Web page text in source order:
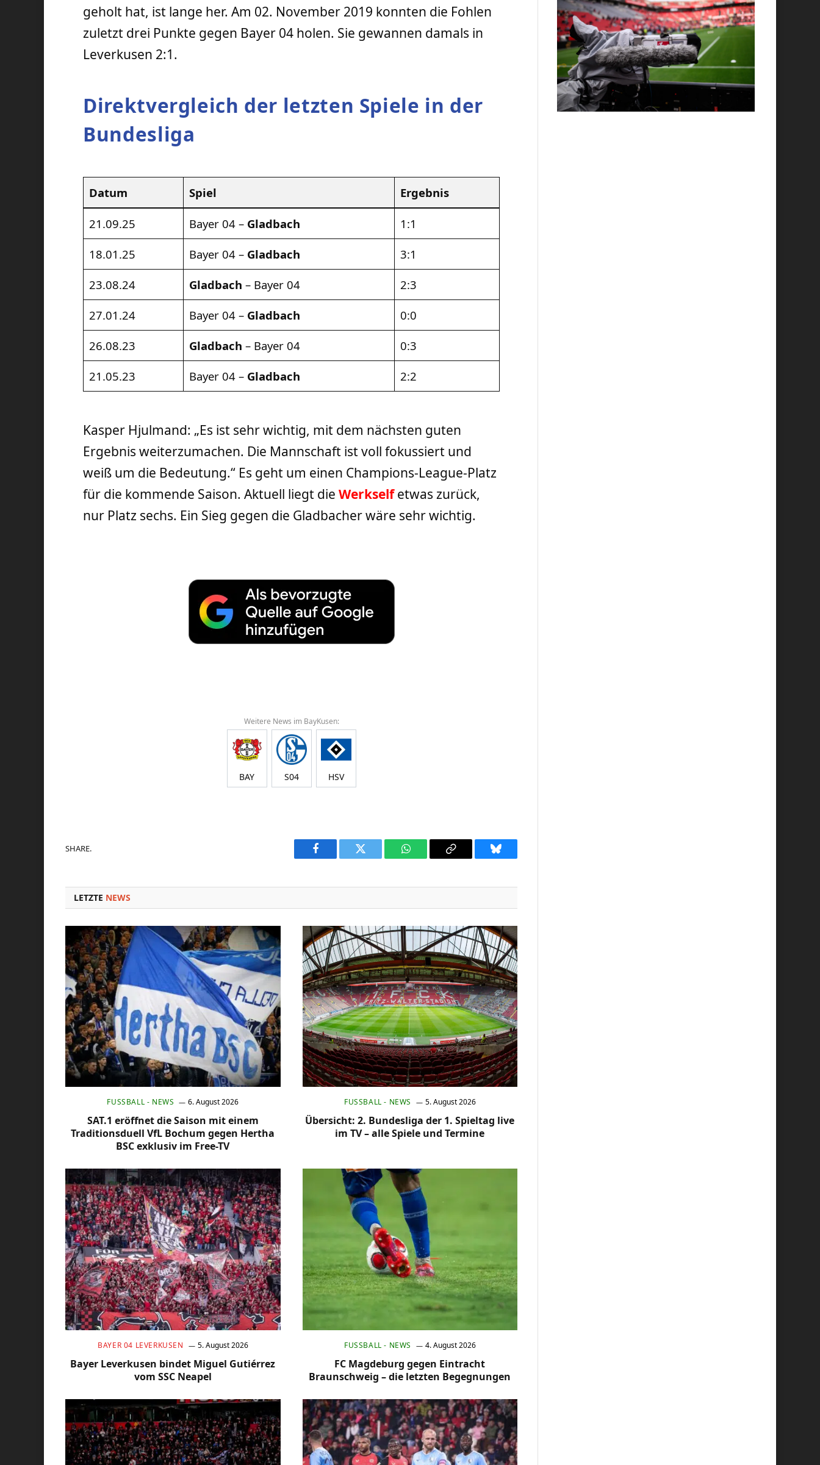
geholt hat, ist lange her. Am 02. November 2019 konnten die Fohlen
zuletzt drei Punkte gegen Bayer 04 holen. Sie gewannen damals in
Leverkusen 2:1.
Direktvergleich der letzten Spiele in der
Bundesliga
Datum Spiel Ergebnis
21.09.25 Bayer 04 – Gladbach
1:1
18.01.25
Bayer 04 – Gladbach
3:1
23.08.24
Gladbach – Bayer 04
2:3
27.01.24
Bayer 04 – Gladbach
0:0
26.08.23
Gladbach – Bayer 04
0:3
21.05.23
Bayer 04 – Gladbach 2:2
Kasper Hjulmand: „Es ist sehr wichtig, mit dem nächsten guten
Ergebnis weiterzumachen. Die Mannschaft ist voll fokussiert und
weiß um die Bedeutung.“ Es geht um einen Champions-League-Platz
für die kommende Saison. Aktuell liegt dieWerkselfetwas zurück,
nur Platz sechs. Ein Sieg gegen die Gladbacher wäre sehr wichtig.
Weitere News im BayKusen:
BAY S04 HSV
SHARE.
Facebook Twitter WhatsAppCopy
Bluesky
LETZTE NEWS
FUSSBALL - NEWS 6. August 2026
SAT.1 eröffnet die Saison mit einem
Traditionsduell VfL Bochum gegen Hertha
BSC exklusiv im Free-TV
FUSSBALL - NEWS 5. August 2026
Übersicht: 2. Bundesliga der 1. Spieltag live
im TV – alle Spiele und Termine
BAYER 04 LEVERKUSEN 5. August 2026
Bayer Leverkusen bindet Miguel Gutiérrez
vom SSC Neapel
FUSSBALL - NEWS 4. August 2026
FC Magdeburg gegen Eintracht
Braunschweig – die letzten Begegnungen